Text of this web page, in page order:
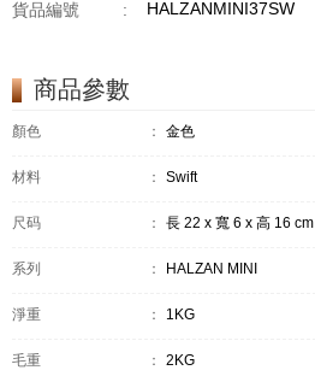
貨品編號 : HALZANMINI37SW
商品參數
顏色 ： 金色
材料 ： Swift
尺码 ： 長 22 x 寬 6 x 高 16 cm
系列 ： HALZAN MINI
淨重 ： 1KG
毛重 ： 2KG